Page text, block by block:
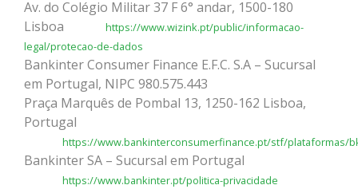
Av. do Colégio Militar 37 F 6° andar, 1500-180
Lisboa
https://www.wizink.pt/public/informacao-
legal/protecao-de-dados
Bankinter Consumer Finance E.F.C. S.A – Sucursal
em Portugal, NIPC 980.575.443
Praça Marquês de Pombal 13, 1250-162 Lisboa,
Portugal
https://www.bankinterconsumerfinance.pt/stf/plataformas/
Bankinter SA – Sucursal em Portugal
https://www.bankinter.pt/politica-privacidade